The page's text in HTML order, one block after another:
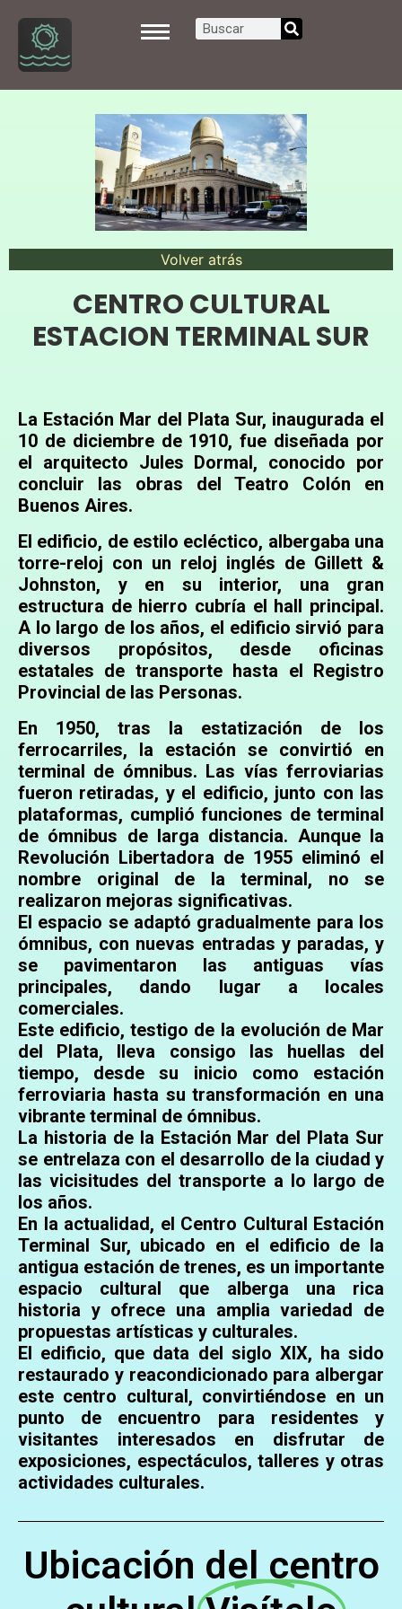
Volver atrás
CENTRO CULTURAL
ESTACION TERMINAL SUR
La Estación Mar del Plata Sur, inaugurada el
10 de diciembre de 1910, fue diseñada por
el arquitecto Jules Dormal, conocido por
concluir las obras del Teatro Colón en
Buenos Aires.
El edificio, de estilo ecléctico, albergaba una
torre-reloj con un reloj inglés de Gillett &
Johnston, y en su interior, una gran
estructura de hierro cubría el hall principal.
A lo largo de los años, el edificio sirvió para
diversos propósitos, desde oficinas
estatales de transporte hasta el Registro
Provincial de las Personas.
En 1950, tras la estatización de los
ferrocarriles, la estación se convirtió en
terminal de ómnibus. Las vías ferroviarias
fueron retiradas, y el edificio, junto con las
plataformas, cumplió funciones de terminal
de ómnibus de larga distancia. Aunque la
Revolución Libertadora de 1955 eliminó el
nombre original de la terminal, no se
realizaron mejoras significativas.
El espacio se adaptó gradualmente para los
ómnibus, con nuevas entradas y paradas, y
se pavimentaron las antiguas vías
principales, dando lugar a locales
comerciales.
Este edificio, testigo de la evolución de Mar
del Plata, lleva consigo las huellas del
tiempo, desde su inicio como estación
ferroviaria hasta su transformación en una
vibrante terminal de ómnibus.
La historia de la Estación Mar del Plata Sur
se entrelaza con el desarrollo de la ciudad y
las vicisitudes del transporte a lo largo de
los años.
En la actualidad, el Centro Cultural Estación
Terminal Sur, ubicado en el edificio de la
antigua estación de trenes, es un importante
espacio cultural que alberga una rica
historia y ofrece una amplia variedad de
propuestas artísticas y culturales.
El edificio, que data del siglo XIX, ha sido
restaurado y reacondicionado para albergar
este centro cultural, convirtiéndose en un
punto de encuentro para residentes y
visitantes interesados en disfrutar de
exposiciones, espectáculos, talleres y otras
actividades culturales.
Ubicación del centro